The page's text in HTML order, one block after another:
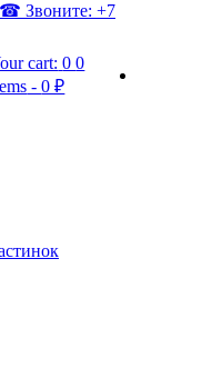
☎ Звоните: +7
cart: 00
-0 ₽